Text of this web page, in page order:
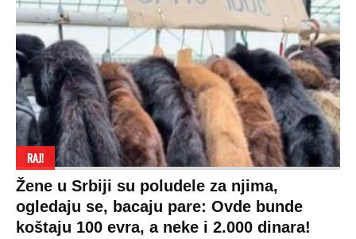
RAJ!
Žene u Srbiji su poludele za njima,
ogledaju se, bacaju pare: Ovde bunde
koštaju 100 evra, a neke i 2.000 dinara!